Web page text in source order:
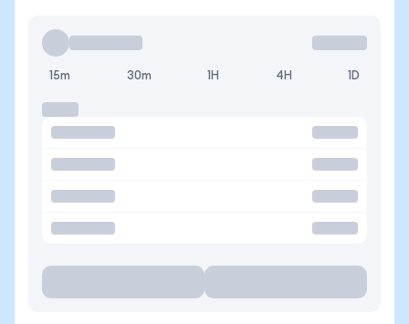
15m 30m 1H 4H 1D